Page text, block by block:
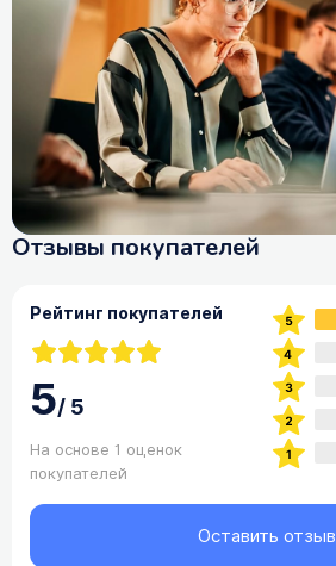
Отзывы покупателей
Рейтинг покупателей
5/5
На основе 1 оценок
покупателей
Оставить отзыв